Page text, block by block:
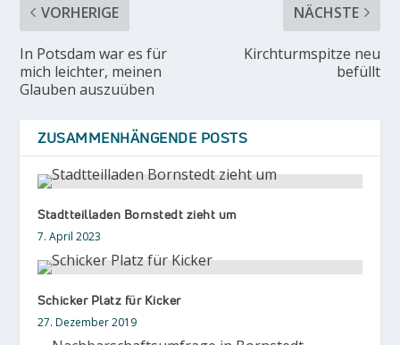
VORHERIGE
In Potsdam war es für
mich leichter, meinen
Glauben auszuüben
NÄCHSTE
Kirchturmspitze neu
befüllt
ZUSAMMENHÄNGENDE POSTS
Stadtteilladen Bornstedt zieht um
7. April 2023
Schicker Platz für Kicker
27. Dezember 2019